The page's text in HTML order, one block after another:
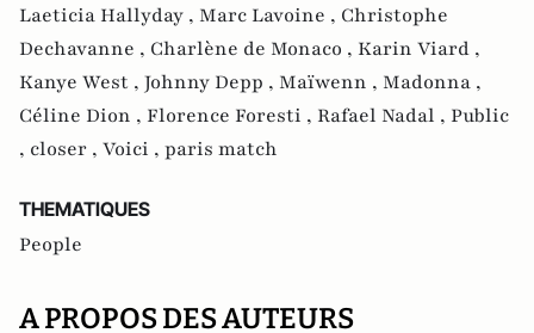
Laeticia Hallyday , Marc Lavoine , Christophe
Dechavanne , Charlène de Monaco , Karin Viard ,
Kanye West , Johnny Depp , Maïwenn , Madonna ,
Céline Dion , Florence Foresti , Rafael Nadal , Public
, closer , Voici , paris match
THEMATIQUES
People
A PROPOS DES AUTEURS